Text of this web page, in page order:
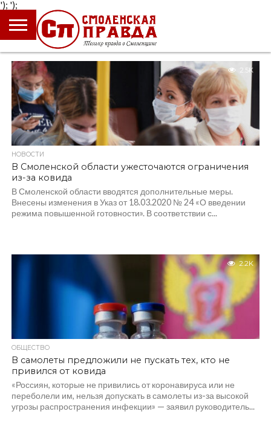
');
ГЛАВНАЯ
НОВОСТИ
ПРОИСШЕСТВИЯ
ПОЛИТИКА
КУЛЬТУРА
ЭКОНОМИКА
ОБЩЕСТВО
БЛОГИ
2.5K
НОВОСТИ
В Смоленской области ужесточаются ограничения
из-за ковида
В Смоленской области вводятся дополнительные меры.
Внесены изменения в Указ от 18.03.2020 № 24 «О введении
режима повышенной готовности». В соответствии с...
2.2K
ОБЩЕСТВО
В самолеты предложили не пускать тех, кто не
привился от ковида
«Россиян, которые не привились от коронавируса или не
переболели им, нельзя допускать в самолеты из-за высокой
угрозы распространения инфекции» — заявил руководитель...
');